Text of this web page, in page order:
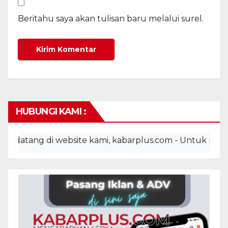
Beritahu saya akan tulisan baru melalui surel.
HUBUNGI KAMI :
di website kami, kabarplus.com - Untuk